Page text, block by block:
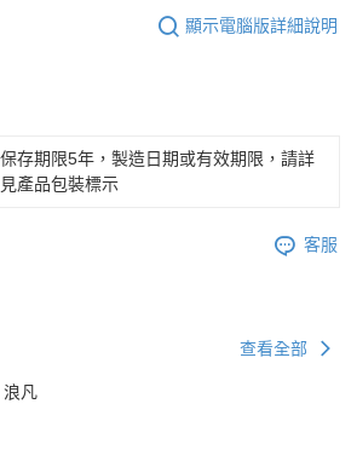
顯示電腦版詳細說明
保存期限5年，製造日期或有效期限，請詳
見產品包裝標示
客服
查看全部
浪凡